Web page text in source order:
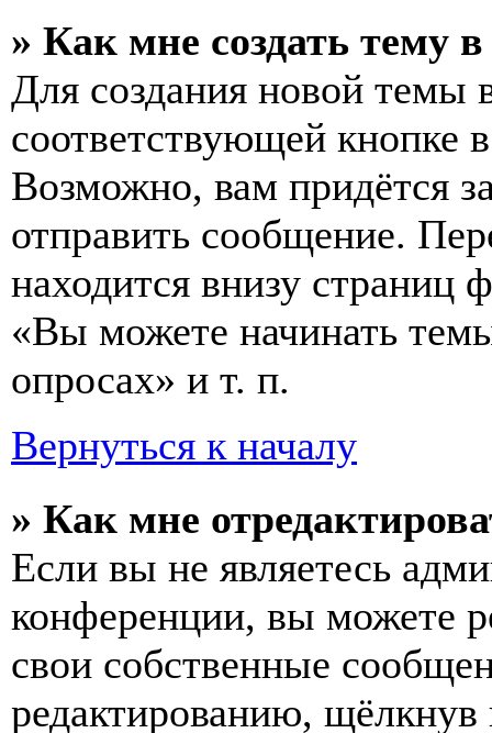
» Как мне создать тему
Для создания новой темы
соответствующей кнопке
Возможно, вам придётся
отправить сообщение.
находится внизу
«Вы можете начинать
опросах» и т. п.
Вернуться к началу
» Как мне
Если вы не являетесь
конференции, вы можете
свои собственные
редактированию,